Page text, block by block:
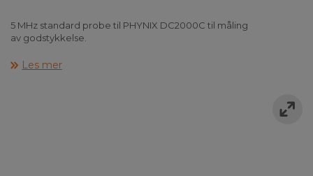
5 MHz standard probe til PHYNIX DC2000C til måling
av godstykkelse.
Les mer